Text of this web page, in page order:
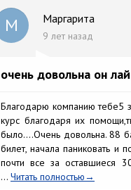
М Маргарита
9 лет назад
очень довольна он
Благодарю компанию тебе5
курс благодаря их
было....Очень довольна. 88
билет, начала паниковать и
почти все за оставшиеся
... Читать полностью